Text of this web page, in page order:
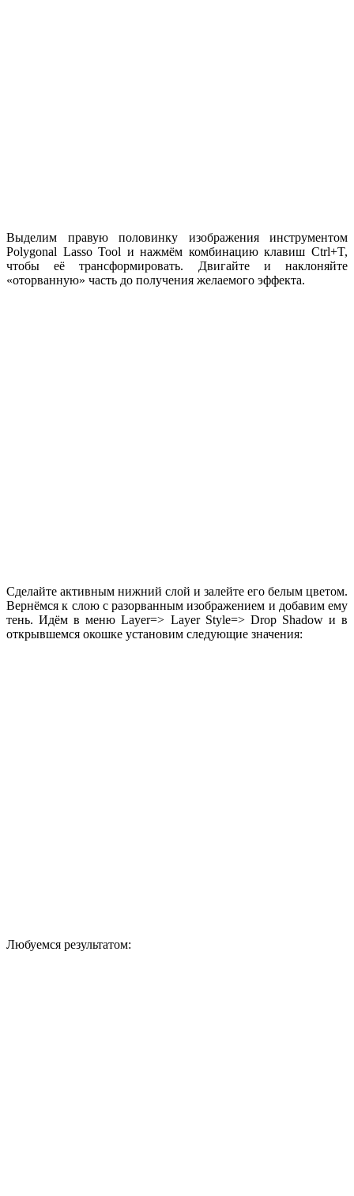
Выделим правую половинку изображения инструментом
Polygonal Lasso Tool и нажмём комбинацию клавиш Ctrl+T,
чтобы её трансформировать. Двигайте и наклоняйте
«оторванную» часть до получения желаемого эффекта.
Сделайте активным нижний слой и залейте его белым цветом.
Вернёмся к слою с разорванным изображением и добавим ему
тень. Идём в меню Layer=> Layer Style=> Drop Shadow и в
открывшемся окошке установим следующие значения:
Любуемся результатом: